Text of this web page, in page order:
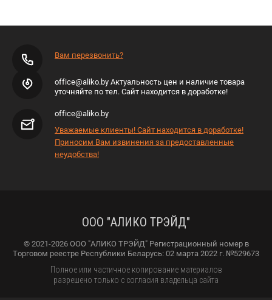
Вам перезвонить?
office@aliko.by Актуальность цен и наличие товара
уточняйте по тел. Сайт находится в доработке!
office@aliko.by
Уважаемые клиенты! Сайт находится в доработке!
Приносим Вам извинения за предоставленные
неудобства!
ООО "АЛИКО ТРЭЙД"
© 2021-2026 ООО "АЛИКО ТРЭЙД" Регистрационный номер в
Торговом реестре Республики Беларусь: 02 марта 2022 г. №529673
Полное или частичное копирование материалов
разрешено только с согласия владельца сайта